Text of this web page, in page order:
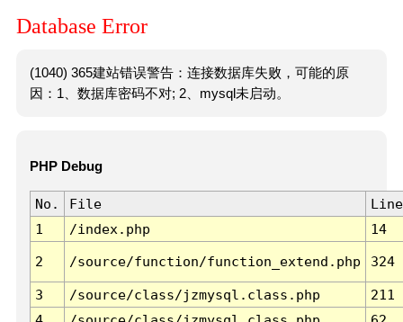
Database Error
(1040) 365建站错误警告：连接数据库失败，可能的原
因：1、数据库密码不对; 2、mysql未启动。
PHP Debug
No. File
Line
1
/index.php 14
2 /source/function/function_extend.php 324
3 /source/class/jzmysql.class.php
211